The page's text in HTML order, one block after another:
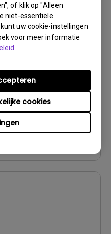
of klik op "Alleen
niet-essentiële
uw cookie-instellingen
voor meer informatie
cookies